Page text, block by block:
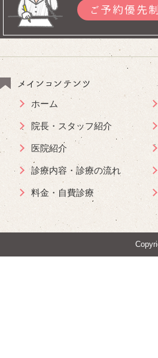
ご予約優先制
メインコンテンツ
ホーム
院長・スタッフ紹介
医院紹介
診療内容・診療の流れ
料金・自費診療